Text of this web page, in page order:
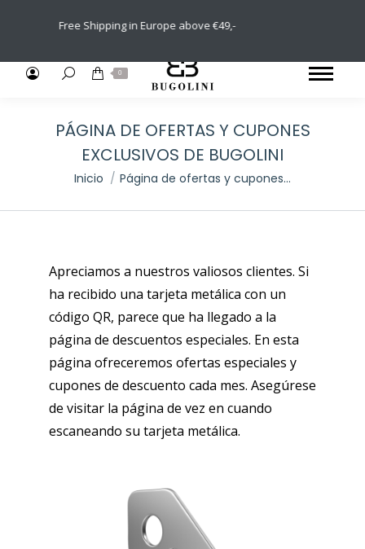
Buscar: 0
PÁGINA DE OFERTAS Y CUPONES
EXCLUSIVOS DE BUGOLINI
Estás aquí:
Inicio Página de ofertas y cupones…
Apreciamos a nuestros valiosos clientes. Si
ha recibido una tarjeta metálica con un
código QR, parece que ha llegado a la
página de descuentos especiales. En esta
página ofreceremos ofertas especiales y
cupones de descuento cada mes. Asegúrese
de visitar la página de vez en cuando
escaneando su tarjeta metálica.
Free Shipping in Europe above €49,-